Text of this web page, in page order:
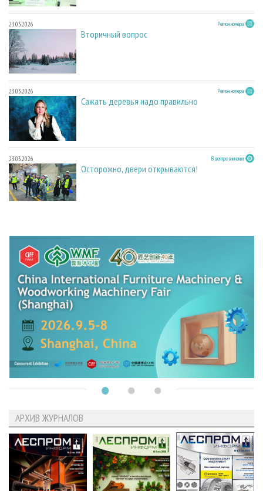
23.03.2026 Регион номера
Вторичный вопрос
23.03.2026 Регион номера
Сажать деревья надо правильно
23.03.2026 В центре внимания
Осторожно, двери открываются!
АРХИВ ЖУРНАЛОВ